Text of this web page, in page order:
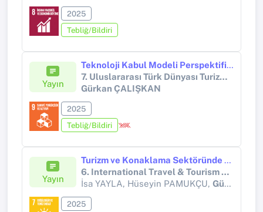
2025
Tebliğ/Bildiri
Yayın
Teknoloji Kabul Modeli Perspektifinden Akıllı Turizm Uygulamaları
7. Uluslararası Türk Dünyası Turizm Kongresi
Gürkan ÇALIŞKAN
2025
Tebliğ/Bildiri
Yayın
Turizm ve Konaklama Sektöründe Metaverse Kullanımı
6. International Travel & Tourism Dynamics Kongresi
İsa YAYLA, Hüseyin PAMUKÇU, Gürkan ÇALIŞKAN
2025